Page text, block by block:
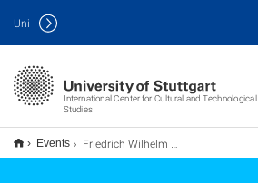
International Center for Cultural and Technological
Studies
Uni
Events Friedrich Wilhelm Graf (München): Religiöse Wandlungsprozesse in der Gegenwart